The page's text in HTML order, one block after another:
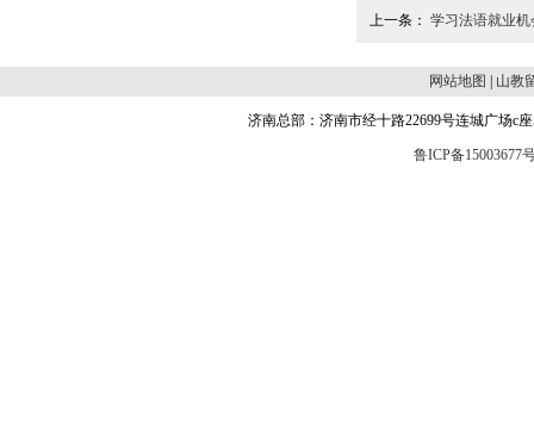
上一条： 学习法语就业机
网站地图 山教
济南总部：济南市经十路22699号连城广场c
鲁ICP备15003677